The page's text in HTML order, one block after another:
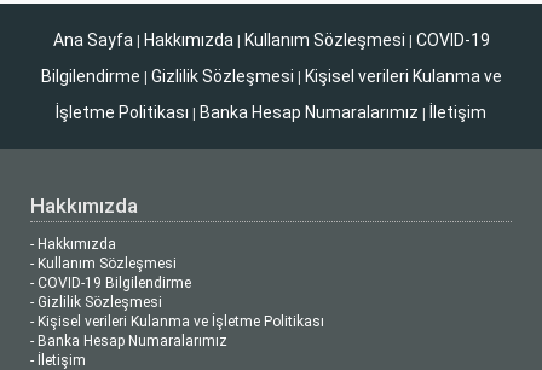
Ana Sayfa | Hakkımızda | Kullanım Sözleşmesi | COVID-19
Bilgilendirme | Gizlilik Sözleşmesi | Kişisel verileri Kulanma ve
İşletme Politikası | Banka Hesap Numaralarımız | İletişim
Hakkımızda
- Hakkımızda
- Kullanım Sözleşmesi
- COVID-19 Bilgilendirme
- Gizlilik Sözleşmesi
- Kişisel verileri Kulanma ve İşletme Politikası
- Banka Hesap Numaralarımız
- İletişim